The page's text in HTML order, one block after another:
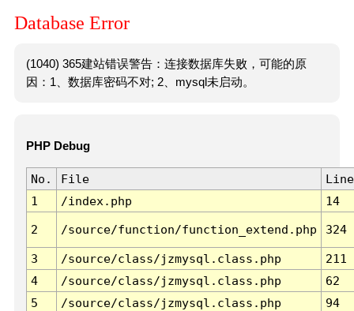
Database Error
(1040) 365建站错误警告：连接数据库失败，可能的原
因：1、数据库密码不对; 2、mysql未启动。
PHP Debug
No. File
Line
1
/index.php 14
2 /source/function/function_extend.php 324
3 /source/class/jzmysql.class.php
211
4
/source/class/jzmysql.class.php
62
5
/source/class/jzmysql.class.php
94